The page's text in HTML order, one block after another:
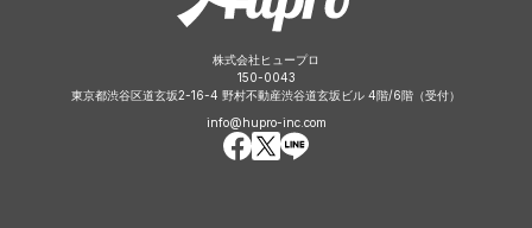
株式会社ヒュープロ
150-0043
東京都渋谷区道玄坂2-16-4 野村不動産渋谷道玄坂ビル 4階/6階（受付）
info@hupro-inc.com